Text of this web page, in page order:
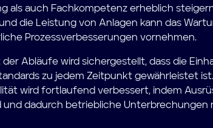
als auch Fachkompetenz erheblich
die Leistung von Anlagen kann das
Prozessverbesserungen vornehmen.
Abläufe wird sichergestellt, dass die
zu jedem Zeitpunkt gewährleistet
wird fortlaufend verbessert, indem
und dadurch betriebliche Unterbrechungen